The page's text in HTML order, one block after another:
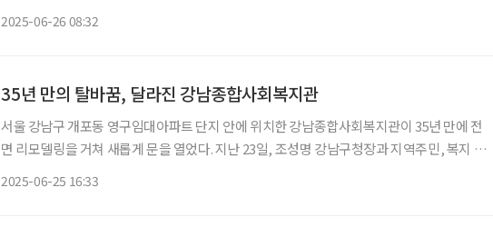
2025-06-26 08:32
35년 만의 탈바꿈, 달라진 강남종합사회복지관
서울 강남구 개포동 영구임대아파트 단지 안에 위치한 강남종합사회복지관이 35년 만에 전
면 리모델링을 거쳐 새롭게 문을 열었다. 지난 23일, 조성명 강남구청장과 지역주민, 복지 분
2025-06-25 16:33